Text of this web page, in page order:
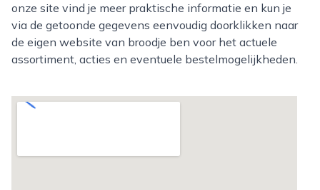
onze site vind je meer praktische informatie en kun je
via de getoonde gegevens eenvoudig doorklikken naar
de eigen website van broodje ben voor het actuele
assortiment, acties en eventuele bestelmogelijkheden.